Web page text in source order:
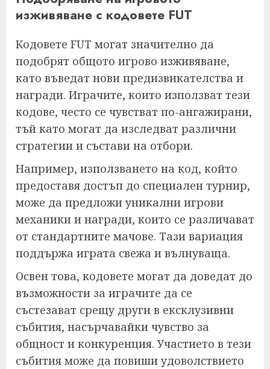
изживяване с кодовете FUT
Кодовете FUT могат значително да
подобрят общото игрово изживяване,
като въведат нови предизвикателства и
награди. Играчите, които използват тези
кодове, често се чувстват по-ангажирани,
тъй като могат да изследват различни
стратегии и състави на отбори.
Например, използването на код, който
предоставя достъп до специален турнир,
може да предложи уникални игрови
механики и награди, които се различават
от стандартните мачове. Тази вариация
поддържа играта свежа и вълнуваща.
Освен това, кодовете могат да доведат до
възможности за играчите да се
състезават срещу други в ексклузивни
събития, насърчавайки чувство за
общност и конкуренция. Участието в тези
събития може да повиши удоволствието